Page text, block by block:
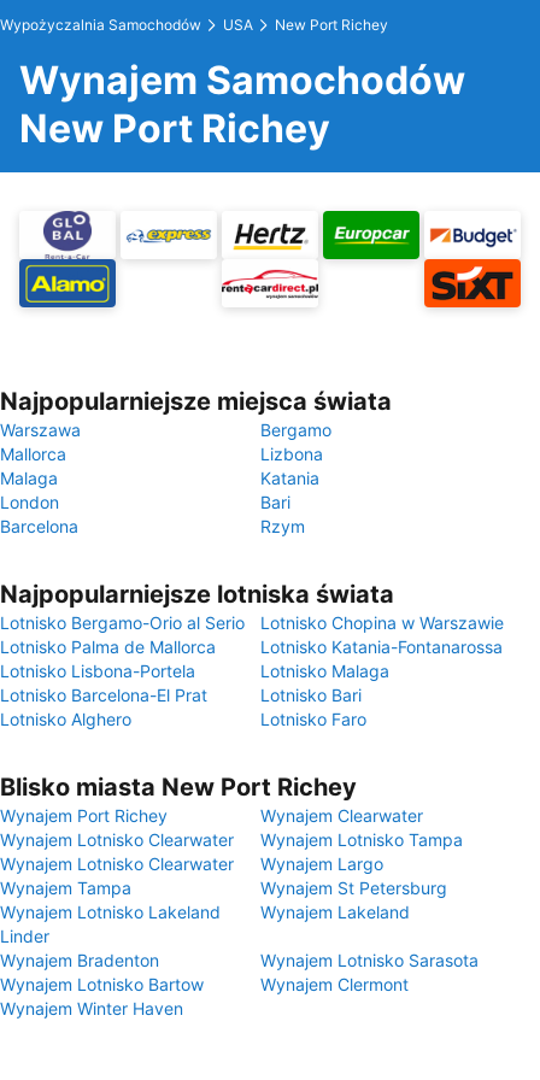
Wypożyczalnia Samochodów USA New Port Richey
Wynajem Samochodów
New Port Richey
Najpopularniejsze miejsca świata
Warszawa
Bergamo
Mallorca
Lizbona
Malaga
Katania
London
Bari
Barcelona
Rzym
Najpopularniejsze lotniska świata
Lotnisko Bergamo-Orio al Serio
Lotnisko Chopina w Warszawie
Lotnisko Palma de Mallorca
Lotnisko Katania-Fontanarossa
Lotnisko Lisbona-Portela
Lotnisko Malaga
Lotnisko Barcelona-El Prat
Lotnisko Bari
Lotnisko Alghero
Lotnisko Faro
Blisko miasta New Port Richey
Wynajem Port Richey
Wynajem Clearwater
Wynajem Lotnisko Clearwater
Wynajem Lotnisko Tampa
Wynajem Lotnisko Clearwater
Wynajem Largo
Wynajem Tampa
Wynajem St Petersburg
Wynajem Lotnisko Lakeland
Linder
Wynajem Lakeland
Wynajem Bradenton
Wynajem Lotnisko Sarasota
Wynajem Lotnisko Bartow
Wynajem Clermont
Wynajem Winter Haven